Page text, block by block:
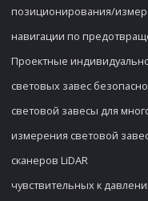
позиционирования/
навигации по
Проектные
световых завес
световой завесы для
измерения световой
сканеров LiDAR
чувствительных к